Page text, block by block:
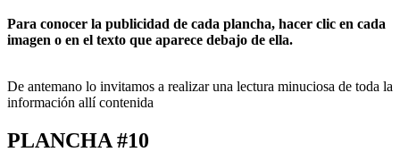
Para conocer la publicidad de cada plancha, hacer clic en cada
imagen o en el texto que aparece debajo de ella.
De antemano lo invitamos a realizar una lectura minuciosa de toda la
información allí contenida
PLANCHA #10